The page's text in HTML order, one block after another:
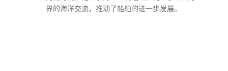
界的海洋交流，推动了船舶的进一步发展。